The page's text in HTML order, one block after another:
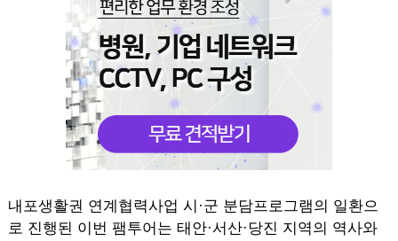
내포생활권 연계협력사업 시·군 분담프로그램의 일환으
로 진행된 이번 팸투어는 태안·서산·당진 지역의 역사와